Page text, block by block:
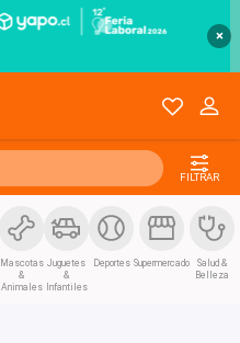
×
FILTRAR
Mascotas
&
Animales
Juguetes
&
Infantiles
Deportes Supermercado
Salud &
Belleza